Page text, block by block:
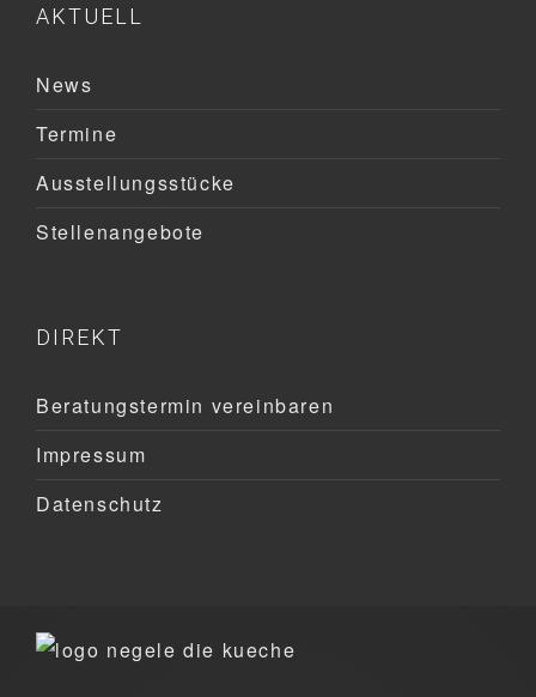
AKTUELL
News
Termine
Ausstellungsstücke
Stellenangebote
DIREKT
Beratungstermin vereinbaren
Impressum
Datenschutz